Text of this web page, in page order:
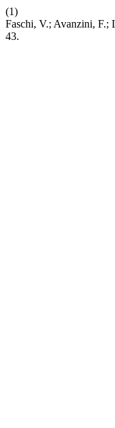
(1)
Faschi, V.; Avanzini, F.;
43.